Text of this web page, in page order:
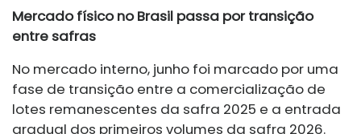
Mercado físico no Brasil passa por transição
entre safras
No mercado interno, junho foi marcado por uma
fase de transição entre a comercialização de
lotes remanescentes da safra 2025 e a entrada
gradual dos primeiros volumes da safra 2026.